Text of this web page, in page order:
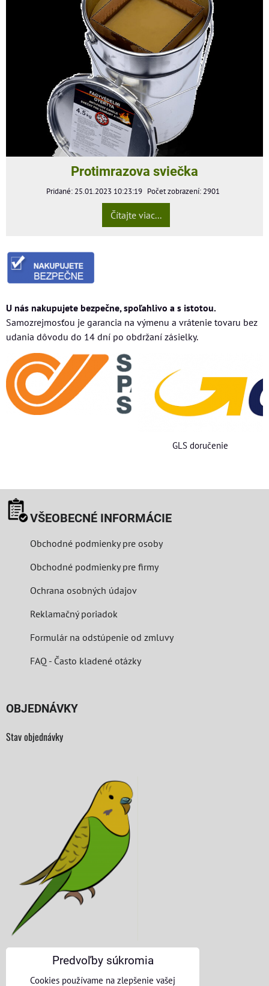
Protimrazova sviečka
Pridané: 25.01.2023 10:23:19 Počet zobrazení: 2901
Čítajte viac...
U nás nakupujete bezpečne, spoľahlivo a s istotou.
Samozrejmosťou je garancia na výmenu a vrátenie tovaru bez
udania dôvodu do 14 dní po obdržaní zásielky.
GLS doručenie
VŠEOBECNÉ INFORMÁCIE
Obchodné podmienky pre osoby
Obchodné podmienky pre firmy
Ochrana osobných údajov
Reklamačný poriadok
Formulár na odstúpenie od zmluvy
FAQ - Často kladené otázky
OBJEDNÁVKY
Stav objednávky
KONTAKTNÉ ÚDAJE
Predvoľby súkromia
Cookies používame na zlepšenie vašej